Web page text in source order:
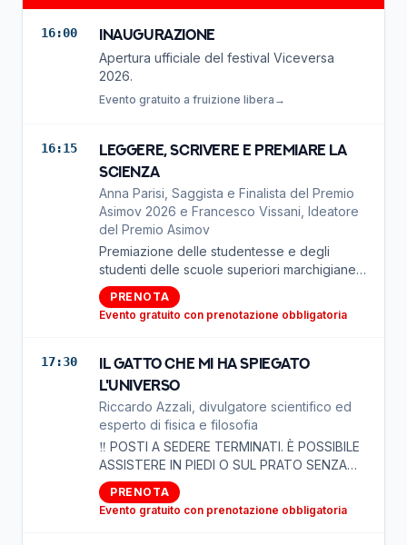
16:00 Inaugurazione
Apertura ufficiale del festival Viceversa
2026.
Evento gratuito a fruizione libera →
16:15
Leggere, scrivere e premiare la
Scienza
Anna Parisi, Saggista e Finalista del Premio
Asimov 2026 e Francesco Vissani, Ideatore
del Premio Asimov
Premiazione delle studentesse e degli
studenti delle scuole superiori marchigiane,
giovani recensori del Premio Asimov 2026
PRENOTA
Evento gratuito con prenotazione obbligatoria
17:30
Il gatto che mi ha spiegato
l'universo
Riccardo Azzali, divulgatore scientifico ed
esperto di fisica e filosofia
‼️ POSTI A SEDERE TERMINATI. È POSSIBILE
ASSISTERE IN PIEDI O SUL PRATO SENZA
PRENOTAZIONE‼️ Filosofia e scienza non
sono esercizi astratti del pensiero, ma
saperi vitali, strumenti fondamentali che ci
PRENOTA
Evento gratuito con prenotazione obbligatoria